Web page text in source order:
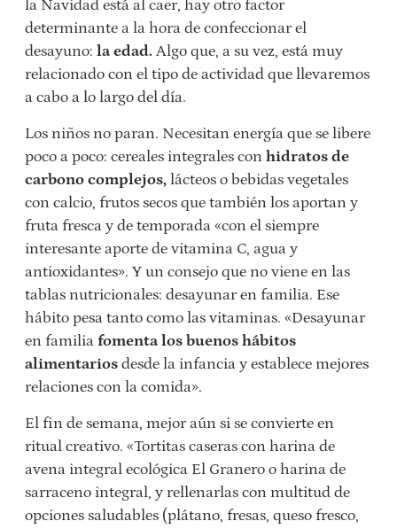
la Navidad está al caer, hay otro factor
determinante a la hora de confeccionar el
desayuno: la edad. Algo que, a su vez, está muy
relacionado con el tipo de actividad que llevaremos
a cabo a lo largo del día.
Los niños no paran. Necesitan energía que se libere
poco a poco: cereales integrales con hidratos de
carbono complejos, lácteos o bebidas vegetales
con calcio, frutos secos que también los aportan y
fruta fresca y de temporada «con el siempre
interesante aporte de vitamina C, agua y
antioxidantes». Y un consejo que no viene en las
tablas nutricionales: desayunar en familia. Ese
hábito pesa tanto como las vitaminas. «Desayunar
en familia fomenta los buenos hábitos
alimentarios desde la infancia y establece mejores
relaciones con la comida».
El fin de semana, mejor aún si se convierte en
ritual creativo. «Tortitas caseras con harina de
avena integral ecológica El Granero o harina de
sarraceno integral, y rellenarlas con multitud de
opciones saludables (plátano, fresas, queso fresco,